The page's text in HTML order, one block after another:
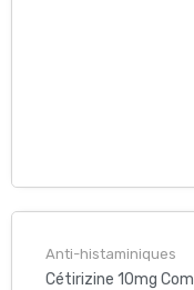
Anti-histaminiques
Cétirizine 10mg